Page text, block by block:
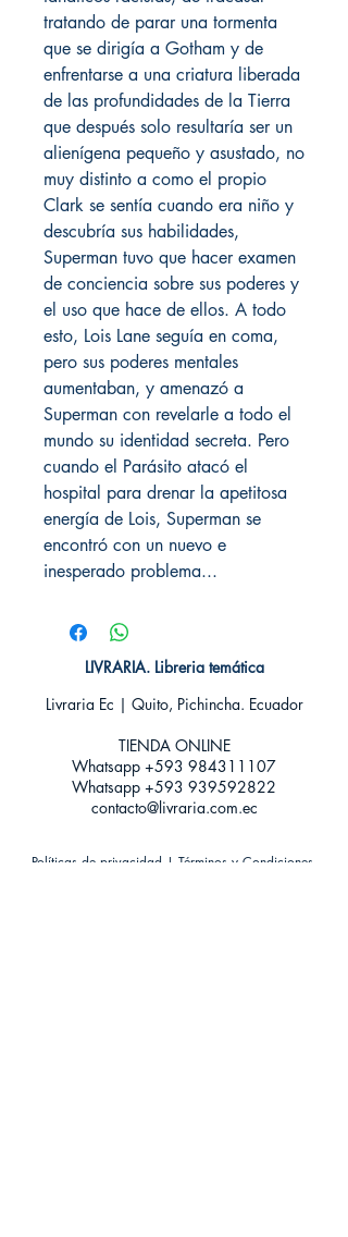
tratando de parar una tormenta
que se dirigía a Gotham y de
enfrentarse a una criatura liberada
de las profundidades de la Tierra
que después solo resultaría ser un
alienígena pequeño y asustado, no
muy distinto a como el propio
Clark se sentía cuando era niño y
descubría sus habilidades,
Superman tuvo que hacer examen
de conciencia sobre sus poderes y
el uso que hace de ellos. A todo
esto, Lois Lane seguía en coma,
pero sus poderes mentales
aumentaban, y amenazó a
Superman con revelarle a todo el
mundo su identidad secreta. Pero
cuando el Parásito atacó el
hospital para drenar la apetitosa
energía de Lois, Superman se
encontró con un nuevo e
inesperado problema...
LIVRARIA. Libreria temática
Livraria Ec | Quito, Pichincha. Ecuador
TIENDA ONLINE​
Whatsapp +593 984311107
Whatsapp +593 939592822
contacto@livraria.com.ec
Políticas de privacidad | Términos y Condiciones